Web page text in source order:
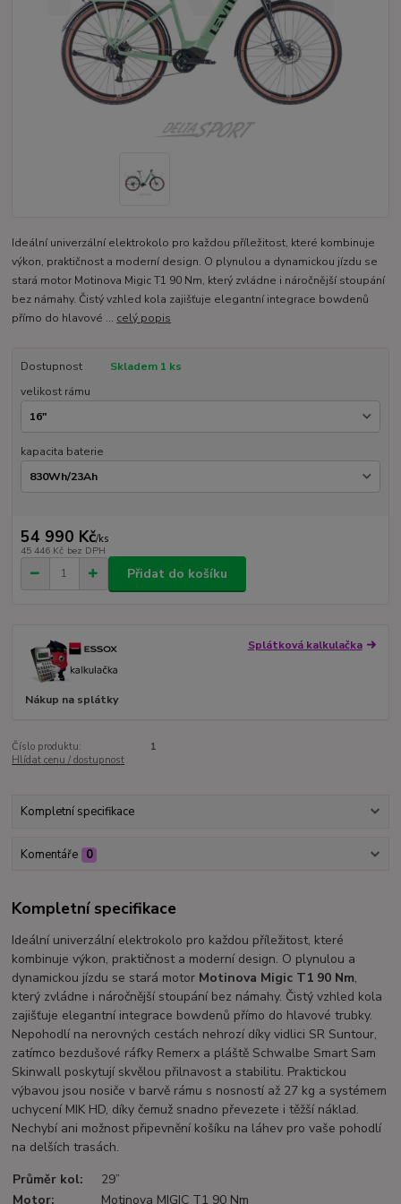
Ideální univerzální elektrokolo pro každou příležitost, které kombinuje
výkon, praktičnost a moderní design. O plynulou a dynamickou jízdu se
stará motor Motinova Migic T1 90 Nm, který zvládne i náročnější stoupání
bez námahy. Čistý vzhled kola zajišťuje elegantní integrace bowdenů
přímo do hlavové ... celý popis
Dostupnost
Skladem 1 ks
velikost rámu
kapacita baterie
54 990 Kč/ks
45 446 Kč bez DPH
Přidat do košíku
Splátková kalkulačka
Nákup na splátky
Číslo produktu:
1
Hlídat cenu / dostupnost
Kompletní specifikace
Komentáře 0
Kompletní specifikace
Ideální univerzální elektrokolo pro každou příležitost, které
kombinuje výkon, praktičnost a moderní design. O plynulou a
dynamickou jízdu se stará motor Motinova Migic T1 90 Nm,
který zvládne i náročnější stoupání bez námahy. Čistý vzhled kola
zajišťuje elegantní integrace bowdenů přímo do hlavové trubky.
Nepohodlí na nerovných cestách nehrozí díky vidlici SR Suntour,
zatímco bezdušové ráfky Remerx a pláště Schwalbe Smart Sam
Skinwall poskytují skvělou přilnavost a stabilitu. Praktickou
výbavou jsou nosiče v barvě rámu s nosností až 27 kg a systémem
uchycení MIK HD, díky čemuž snadno převezete i těžší náklad.
Nechybí ani možnost připevnění košíku na láhev pro vaše pohodlí
na delších trasách.
Průměr kol:
29”
Motor: Motinova MIGIC T1 90 Nm